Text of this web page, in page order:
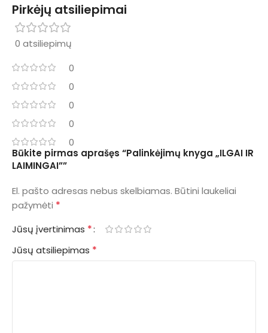
Pirkėjų atsiliepimai
0 atsiliepimų
0
0
0
0
0
Būkite pirmas aprašęs “Palinkėjimų knyga „ILGAI IR
LAIMINGAI””
El. pašto adresas nebus skelbiamas. Būtini laukeliai
pažymėti *
Jūsų įvertinimas *
Jūsų atsiliepimas *